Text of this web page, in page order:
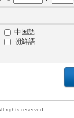
中国語
朝鮮語
rights reserved.